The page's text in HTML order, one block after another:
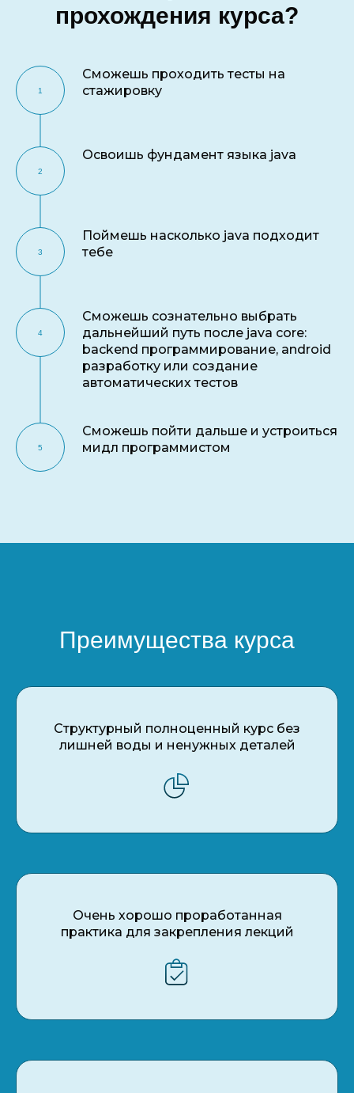
прохождения курса?
Сможешь проходить тесты на
стажировку
Освоишь фундамент языка java
Поймешь насколько java подходит
тебе
Сможешь сознательно выбрать
дальнейший путь после java core:
backend программирование, android
разработку или создание
автоматических тестов
Сможешь пойти дальше и устроиться
мидл программистом
Преимущества курса
Структурный полноценный курс без
лишней воды и ненужных деталей
Очень хорошо проработанная
практика для закрепления лекций